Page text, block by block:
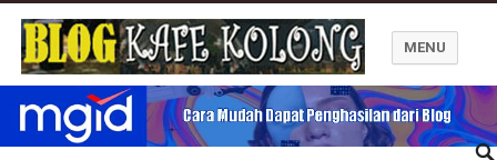
Blog Kafe Kolong
MENU